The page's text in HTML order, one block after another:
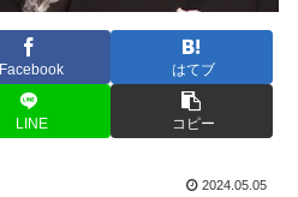
Facebook はてブ
LINE コピー
2024.05.05